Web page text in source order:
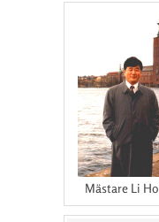
Mästare Li